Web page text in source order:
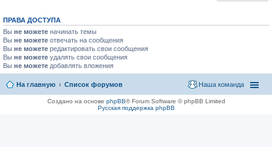
ПРАВА ДОСТУПА
Вы не можете начинать темы
Вы не можете отвечать на сообщения
Вы не можете редактировать свои сообщения
Вы не можете удалять свои сообщения
Вы не можете добавлять вложения
На главную Список форумов Наша команда
Создано на основе phpBB® Forum Software © phpBB Limited
Русская поддержка phpBB